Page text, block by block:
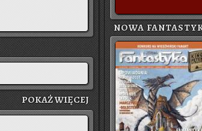
POKAŻ WIĘ­CEJ
NOWA